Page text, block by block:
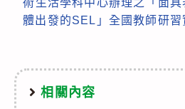
體出發的SEL」全國教師研
相關內容